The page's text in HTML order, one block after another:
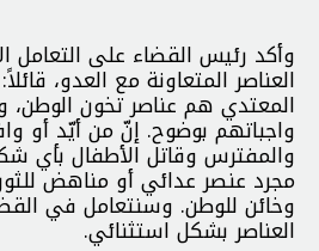
وأكد رئيس القضاء على التعامل
العناصر المتعاونة مع العدو،
المعتدي هم عناصر تخون الوطن،
واجباتهم بوضوح. إنّ من أيّد أو
والمفترس وقاتل الأطفال بأي
مجرد عنصر عدائي أو مناهض
وخائن للوطن. وسنتعامل في
العناصر بشكل استثنائي.